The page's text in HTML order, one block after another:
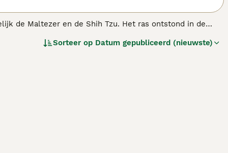
de Maltezer en de Shih Tzu. Het ras ontstond in de
het uiterlijk en de persoonlijkheid van beide rassen
Sorteer op Datum gepubliceerd (nieuwste)